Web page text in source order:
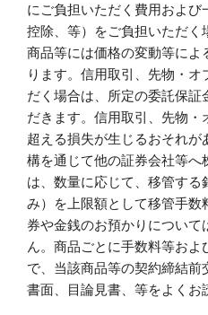
にご負担いただく費用および
控除、等）をご負担いただく
商品等には価格の変動等によ
ります。信用取引、先物・
だく場合は、所定の委託保証
だきます。信用取引、先物・
超える損失が生じるおそれ
構を通じて他の証券会社等へ
は、数量に応じて、移管する
み）を上限額として移管手数
券や金銭のお預かりについて
ん。商品ごとに手数料等お
で、当該商品等の契約締結
書面、目論見書、等をよくお